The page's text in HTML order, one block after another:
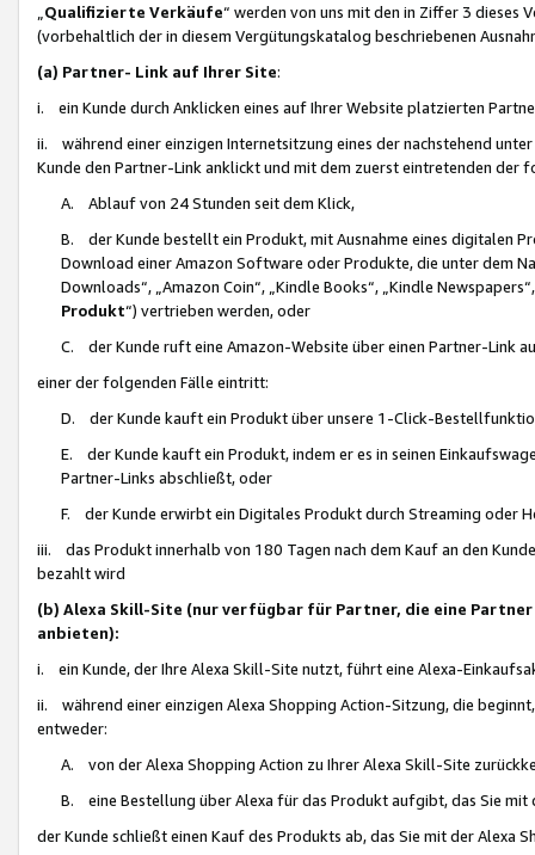
Qualifizierte Verkäufe“ werden von uns mit den in Ziffer 3
(vorbehaltlich der in diesem Vergütungskatalog beschriebenen
(a) Partner- Link auf Ihrer Site:
i. ein Kunde durch Anklicken eines auf Ihrer Website platzierten
ii. während einer einzigen Internetsitzung eines der nachstehend
Kunde den Partner-Link anklickt und mit dem zuerst eintretenden der
A. Ablauf von 24 Stunden seit dem Klick,
B. der Kunde bestellt ein Produkt, mit Ausnahme eines digitalen
Download einer Amazon Software oder Produkte, die unter dem
Downloads“, „Amazon Coin“, „Kindle Books“, „Kindle
Produkt“) vertrieben werden, oder
C. der Kunde ruft eine Amazon-Website über einen Partner-Link
einer der folgenden Fälle eintritt:
D. der Kunde kauft ein Produkt über unsere 1-Click-
E. der Kunde kauft ein Produkt, indem er es in seinen
Partner-Links abschließt, oder
F. der Kunde erwirbt ein Digitales Produkt durch Streaming oder
iii. das Produkt innerhalb von 180 Tagen nach dem Kauf an den
bezahlt wird
(b) Alexa Skill-Site (nur verfügbar für Partner, die eine
anbieten):
i. ein Kunde, der Ihre Alexa Skill-Site nutzt, führt eine Alexa-
ii. während einer einzigen Alexa Shopping Action-Sitzung, die
entweder:
A. von der Alexa Shopping Action zu Ihrer Alexa Skill-Site
B. eine Bestellung über Alexa für das Produkt aufgibt, das Sie mit
der Kunde schließt einen Kauf des Produkts ab, das Sie mit der Alexa